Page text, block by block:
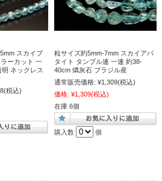
スカイブ
ーカット 一
ネックレス
(税込)
粒サイズ約5mm-7mm スカイアパ
タイト タンブル連 一連 約38-
40cm 燐灰石 ブラジル産
通常販売価格: ¥1,309(税込)
価格: ¥1,309(税込)
在庫 6個
購入数 個